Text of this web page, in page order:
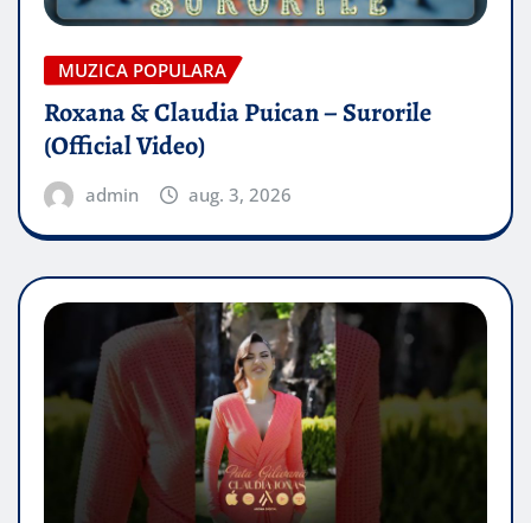
MUZICA POPULARA
Roxana & Claudia Puican – Surorile
(Official Video)
admin aug. 3, 2026